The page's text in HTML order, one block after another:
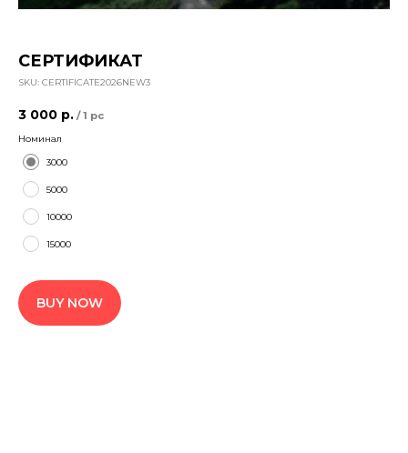
СЕРТИФИКАТ
SKU: CERTIFICATE2026NEW3
3 000 р. / 1 pc
Номинал
3000
5000
10000
15000
BUY NOW